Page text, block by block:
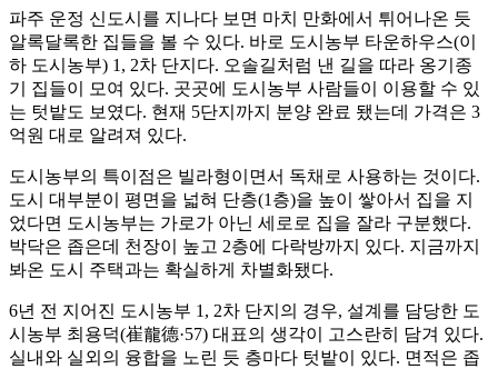
파주 운정 신도시를 지나다 보면 마치 만화에서 튀어나온 듯
알록달록한 집들을 볼 수 있다. 바로 도시농부 타운하우스(이
하 도시농부) 1, 2차 단지다. 오솔길처럼 낸 길을 따라 옹기종
기 집들이 모여 있다. 곳곳에 도시농부 사람들이 이용할 수 있
는 텃밭도 보였다. 현재 5단지까지 분양 완료 됐는데 가격은 3
억원 대로 알려져 있다.
도시농부의 특이점은 빌라형이면서 독채로 사용하는 것이다.
도시 대부분이 평면을 넓혀 단층(1층)을 높이 쌓아서 집을 지
었다면 도시농부는 가로가 아닌 세로로 집을 잘라 구분했다.
박닥은 좁은데 천장이 높고 2층에 다락방까지 있다. 지금까지
봐온 도시 주택과는 확실하게 차별화됐다.
6년 전 지어진 도시농부 1, 2차 단지의 경우, 설계를 담당한 도
시농부 최용덕(崔龍德·57) 대표의 생각이 고스란히 담겨 있다.
실내와 실외의 융합을 노린 듯 층마다 텃밭이 있다. 면적은 좁